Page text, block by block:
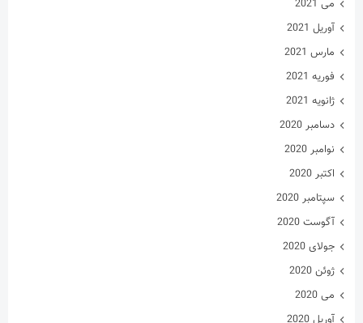
آگوست 2020
جولای 2020
ژوئن 2020
می 2020
آوریل 2020
مارس 2020
فوریه 2020
ژانویه 2020
فوریه 2019